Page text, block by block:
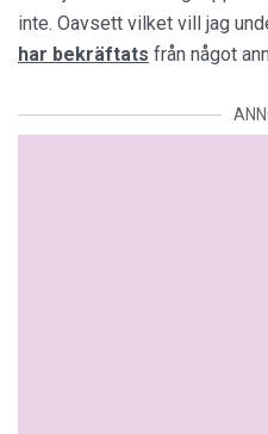
inte. Oavsett vilket vill jag
har bekräftats från något